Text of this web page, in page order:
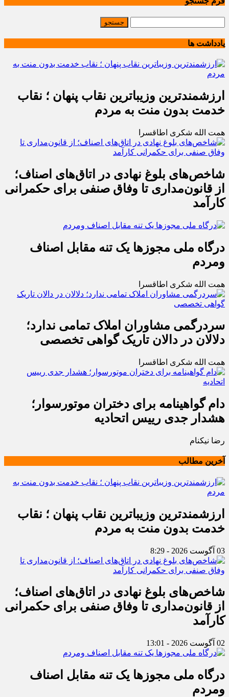
یادداشت ها
ارزشمندترین وزیباترین نقاب پنهان ؛ نقاب
خدمت بدون منت به مردم
همت الله شکری اطاقسرا
شاخص‌های بلوغ نهادی در اتاق‌های اصناف؛
از قانون‌مداری تا وفاق صنفی برای حکمرانی
کارآمد
درگاه ملی مجوزها یک تنه مقابل اصناف
ومردم
همت الله شکری اطاقسرا
سردرگمی مشاوران املاک تمامی ندارد؛
دلالان در دالان تاریک گواهی تخصصی
همت الله شکری اطاقسرا
دام گواهینامه برای دختران موتورسوار؛
هشدار جدی رییس اتحادیه
رضا نیکنام
آخرین مطالب
ارزشمندترین وزیباترین نقاب پنهان ؛ نقاب
خدمت بدون منت به مردم
03 آگوست 2026 - 8:29
شاخص‌های بلوغ نهادی در اتاق‌های اصناف؛
از قانون‌مداری تا وفاق صنفی برای حکمرانی
کارآمد
02 آگوست 2026 - 13:01
درگاه ملی مجوزها یک تنه مقابل اصناف
ومردم